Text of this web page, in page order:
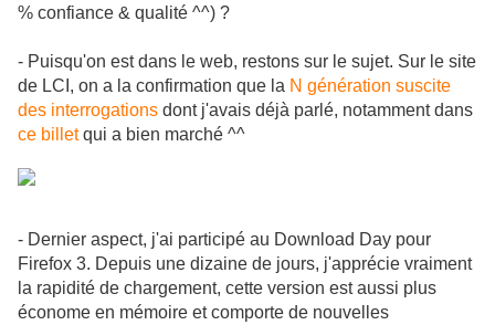
% confiance & qualité ^^) ?
- Puisqu'on est dans le web, restons sur le sujet. Sur le site
de LCI, on a la confirmation que la N génération suscite
des interrogations dont j'avais déjà parlé, notamment dans
ce billetqui a bien marché ^^
- Dernier aspect, j'ai participé au Download Day pour
Firefox 3. Depuis une dizaine de jours, j'apprécie vraiment
la rapidité de chargement, cette version est aussi plus
économe en mémoire et comporte de nouvelles